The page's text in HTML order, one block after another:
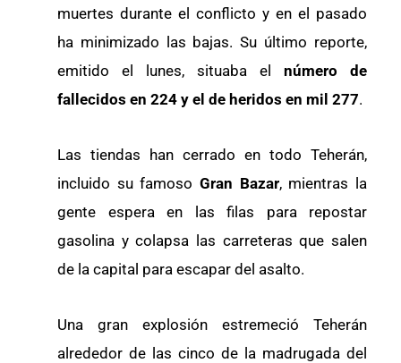
muertes durante el conflicto y en el pasado
ha minimizado las bajas. Su último reporte,
emitido el lunes, situaba el número de
fallecidos en 224 y el de heridos en mil 277.
Las tiendas han cerrado en todo Teherán,
incluido su famoso Gran Bazar, mientras la
gente espera en las filas para repostar
gasolina y colapsa las carreteras que salen
de la capital para escapar del asalto.
Una gran explosión estremeció Teherán
alrededor de las cinco de la madrugada del